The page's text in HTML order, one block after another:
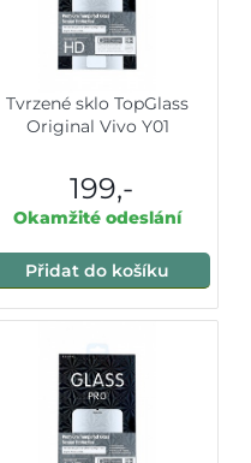
Tvrzené sklo TopGlass
Original Vivo Y01
199,-
Okamžité odeslání
Přidat do košíku